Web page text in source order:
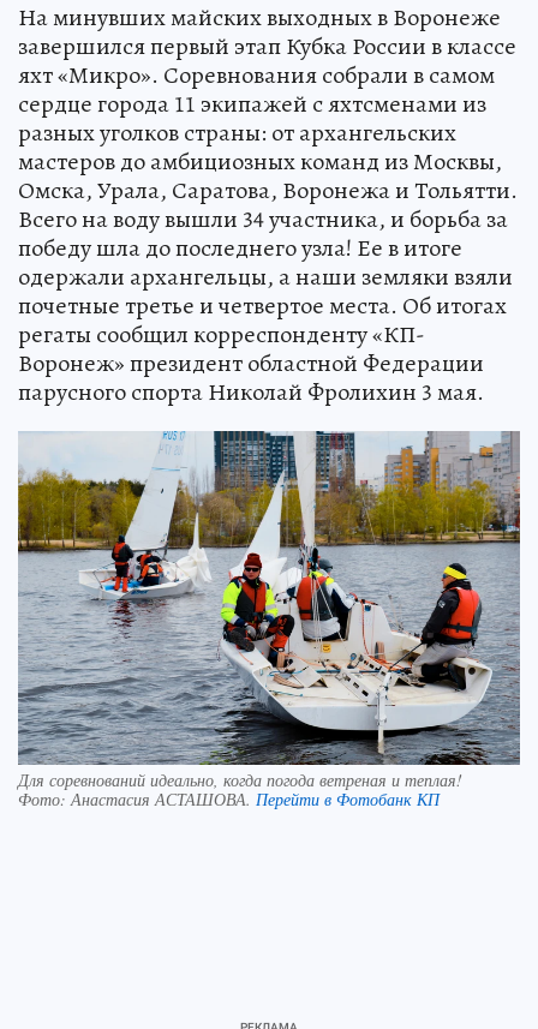
На минувших майских выходных в Воронеже
завершился первый этап Кубка России в классе
яхт «Микро». Соревнования собрали в самом
сердце города 11 экипажей с яхтсменами из
разных уголков страны: от архангельских
мастеров до амбициозных команд из Москвы,
Омска, Урала, Саратова, Воронежа и Тольятти.
Всего на воду вышли 34 участника, и борьба за
победу шла до последнего узла! Ее в итоге
одержали архангельцы, а наши земляки взяли
почетные третье и четвертое места. Об итогах
регаты сообщил корреспонденту «КП-
Воронеж» президент областной Федерации
парусного спорта Николай Фролихин 3 мая.
Для соревнований идеально, когда погода ветреная и теплая!
Фото:Анастасия АСТАШОВА. Перейти в Фотобанк КП